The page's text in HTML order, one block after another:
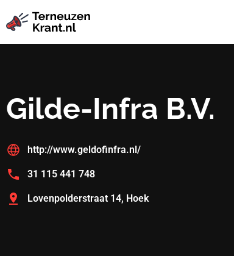
Gilde-Infra B.V.
http://www.geldofinfra.nl/
31 115 441 748
Lovenpolderstraat 14, Hoek